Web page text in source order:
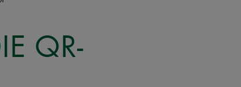
QR-